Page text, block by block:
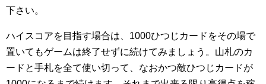
下さい。
ハイスコアを目指す場合は、1000ひつじカードをその場で
置いてもゲームは終了せずに続けてみましょう。山札のカ
ードと手札を全て使い切って、なおかつ敵ひつじカードが